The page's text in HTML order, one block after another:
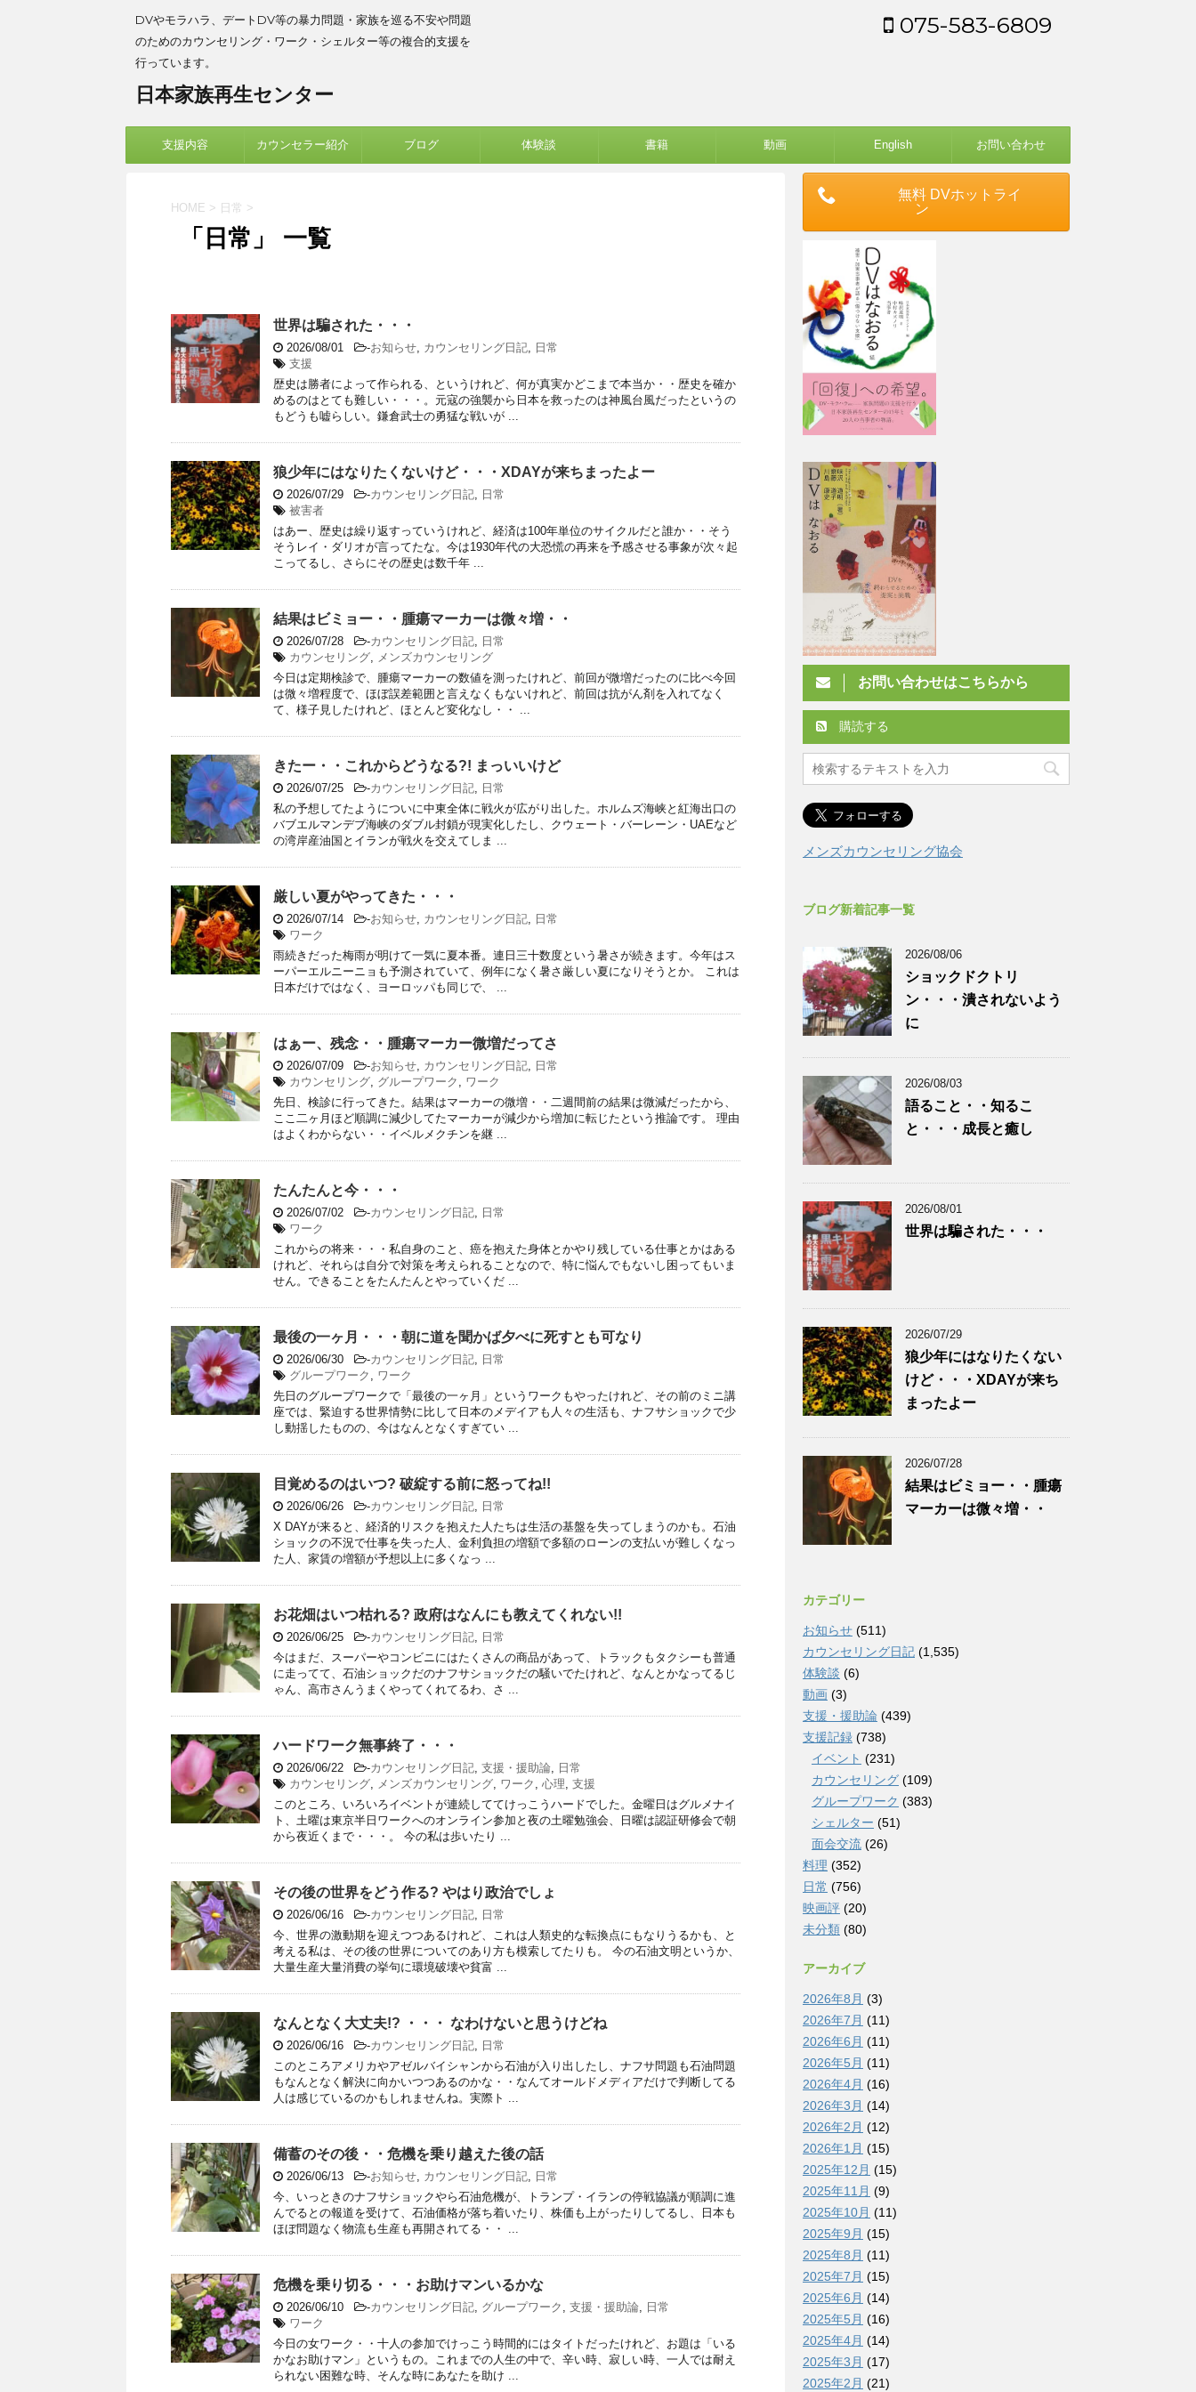
DVやモラハラ、デートDV等の暴力問題・家族を巡る不安や問題
のためのカウンセリング・ワーク・シェルター等の複合的支援を
行っています。
日本家族再生センター
075-583-6809
支援内容 カウンセラー紹介 ブログ 体験談 書籍 動画 English お問い合わせ
HOME > 日常 >
「日常」 一覧
世界は騙された・・・
2026/08/01 -お知らせ, カウンセリング日記, 日常
支援
歴史は勝者によって作られる、というけれど、何が真実かどこまで本当か・・歴史を確か
めるのはとても難しい・・・。元寇の強襲から日本を救ったのは神風台風だったというの
もどうも嘘らしい。鎌倉武士の勇猛な戦いが ...
狼少年にはなりたくないけど・・・XDAYが来ちまったよー
2026/07/29 -カウンセリング日記, 日常
被害者
はあー、歴史は繰り返すっていうけれど、経済は100年単位のサイクルだと誰か・・そう
そうレイ・ダリオが言ってたな。今は1930年代の大恐慌の再来を予感させる事象が次々起
こってるし、さらにその歴史は数千年 ...
結果はビミョー・・腫瘍マーカーは微々増・・
2026/07/28 -カウンセリング日記, 日常
カウンセリング, メンズカウンセリング
今日は定期検診で、腫瘍マーカーの数値を測ったけれど、前回が微増だったのに比べ今回
は微々増程度で、ほぼ誤差範囲と言えなくもないけれど、前回は抗がん剤を入れてなく
て、様子見したけれど、ほとんど変化なし・・ ...
きたー・・これからどうなる?! まっいいけど
2026/07/25 -カウンセリング日記, 日常
私の予想してたようについに中東全体に戦火が広がり出した。ホルムズ海峡と紅海出口の
バブエルマンデブ海峡のダブル封鎖が現実化したし、クウェート・バーレーン・UAEなど
の湾岸産油国とイランが戦火を交えてしま ...
厳しい夏がやってきた・・・
2026/07/14 -お知らせ, カウンセリング日記, 日常
ワーク
雨続きだった梅雨が明けて一気に夏本番。連日三十数度という暑さが続きます。今年はス
ーパーエルニーニョも予測されていて、例年になく暑さ厳しい夏になりそうとか。 これは
日本だけではなく、ヨーロッパも同じで、 ...
はぁー、残念・・腫瘍マーカー微増だってさ
2026/07/09 -お知らせ, カウンセリング日記, 日常
カウンセリング, グループワーク , ワーク
先日、検診に行ってきた。結果はマーカーの微増・・二週間前の結果は微減だったから、
ここ二ヶ月ほど順調に減少してたマーカーが減少から増加に転じたという推論です。 理由
はよくわからない・・イベルメクチンを継 ...
たんたんと今・・・
2026/07/02 -カウンセリング日記, 日常
ワーク
これからの将来・・・私自身のこと、癌を抱えた身体とかやり残している仕事とかはある
けれど、それらは自分で対策を考えられることなので、特に悩んでもないし困ってもいま
せん。できることをたんたんとやっていくだ ...
最後の一ヶ月・・・朝に道を聞かば夕べに死すとも可なり
2026/06/30 -カウンセリング日記, 日常
グループワーク , ワーク
先日のグループワークで「最後の一ヶ月」というワークもやったけれど、その前のミニ講
座では、緊迫する世界情勢に比して日本のメデイアも人々の生活も、ナフサショックで少
し動揺したものの、今はなんとなくすぎてい ...
目覚めるのはいつ? 破綻する前に怒ってね!!
2026/06/26 -カウンセリング日記, 日常
X DAYが来ると、経済的リスクを抱えた人たちは生活の基盤を失ってしまうのかも。石油
ショックの不況で仕事を失った人、金利負担の増額で多額のローンの支払いが難しくなっ
た人、家賃の増額が予想以上に多くなっ ...
お花畑はいつ枯れる? 政府はなんにも教えてくれない!!
2026/06/25 -カウンセリング日記, 日常
今はまだ、スーパーやコンビニにはたくさんの商品があって、トラックもタクシーも普通
に走ってて、石油ショックだのナフサショックだの騒いでたけれど、なんとかなってるじ
ゃん、高市さんうまくやってくれてるわ、さ ...
ハードワーク無事終了・・・
2026/06/22 -カウンセリング日記, 支援・援助論, 日常
カウンセリング, メンズカウンセリング, ワーク , 心理, 支援
このところ、いろいろイベントが連続しててけっこうハードでした。金曜日はグルメナイ
ト、土曜は東京半日ワークへのオンライン参加と夜の土曜勉強会、日曜は認証研修会で朝
から夜近くまで・・・。 今の私は歩いたり ...
その後の世界をどう作る? やはり政治でしょ
2026/06/16 -カウンセリング日記, 日常
今、世界の激動期を迎えつつあるけれど、これは人類史的な転換点にもなりうるかも、と
考える私は、その後の世界についてのあり方も模索してたりも。 今の石油文明というか、
大量生産大量消費の挙句に環境破壊や貧富 ...
なんとなく大丈夫!? ・・・ なわけないと思うけどね
2026/06/16 -カウンセリング日記, 日常
このところアメリカやアゼルバイシャンから石油が入り出したし、ナフサ問題も石油問題
もなんとなく解決に向かいつつあるのかな・・なんてオールドメディアだけで判断してる
人は感じているのかもしれませんね。実際ト ...
備蓄のその後・・危機を乗り越えた後の話
2026/06/13 -お知らせ, カウンセリング日記, 日常
今、いっときのナフサショックやら石油危機が、トランプ・イランの停戦協議が順調に進
んでるとの報道を受けて、石油価格が落ち着いたり、株価も上がったりしてるし、日本も
ほぼ問題なく物流も生産も再開されてる・・ ...
危機を乗り切る・・・お助けマンいるかな
2026/06/10 -カウンセリング日記, グループワーク , 支援・援助論, 日常
ワーク
今日の女ワーク・・十人の参加でけっこう時間的にはタイトだったけれど、お題は「いる
かなお助けマン」というもの。これまでの人生の中で、辛い時、寂しい時、一人では耐え
られない困難な時、そんな時にあなたを助け ...
無料 DVホットライ
ン
お問い合わせはこちらから
購読する
メンズカウンセリング協会
ブログ新着記事一覧
2026/08/06
ショックドクトリ
ン・・・潰されないよう
に
2026/08/03
語ること・・知るこ
と・・・成長と癒し
2026/08/01
世界は騙された・・・
2026/07/29
狼少年にはなりたくない
けど・・・XDAYが来ち
まったよー
2026/07/28
結果はビミョー・・腫瘍
マーカーは微々増・・
カテゴリー
お知らせ (511)
カウンセリング日記 (1,535)
体験談 (6)
動画 (3)
支援・援助論 (439)
支援記録 (738)
イベント (231)
カウンセリング (109)
グループワーク (383)
シェルター (51)
面会交流 (26)
料理 (352)
日常 (756)
映画評 (20)
未分類 (80)
アーカイブ
2026年8月 (3)
2026年7月 (11)
2026年6月 (11)
2026年5月 (11)
2026年4月 (16)
2026年3月 (14)
2026年2月 (12)
2026年1月 (15)
2025年12月 (15)
2025年11月 (9)
2025年10月 (11)
2025年9月 (15)
2025年8月 (11)
2025年7月 (15)
2025年6月 (14)
2025年5月 (16)
2025年4月 (14)
2025年3月 (17)
2025年2月 (21)